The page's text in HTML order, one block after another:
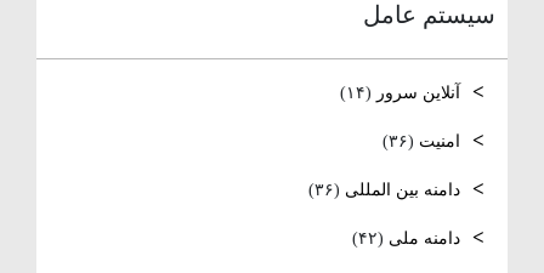
سیستم عامل
آنلاین سرور (۱۴)
امنیت (۳۶)
دامنه بین المللی (۳۶)
دامنه ملی (۴۲)